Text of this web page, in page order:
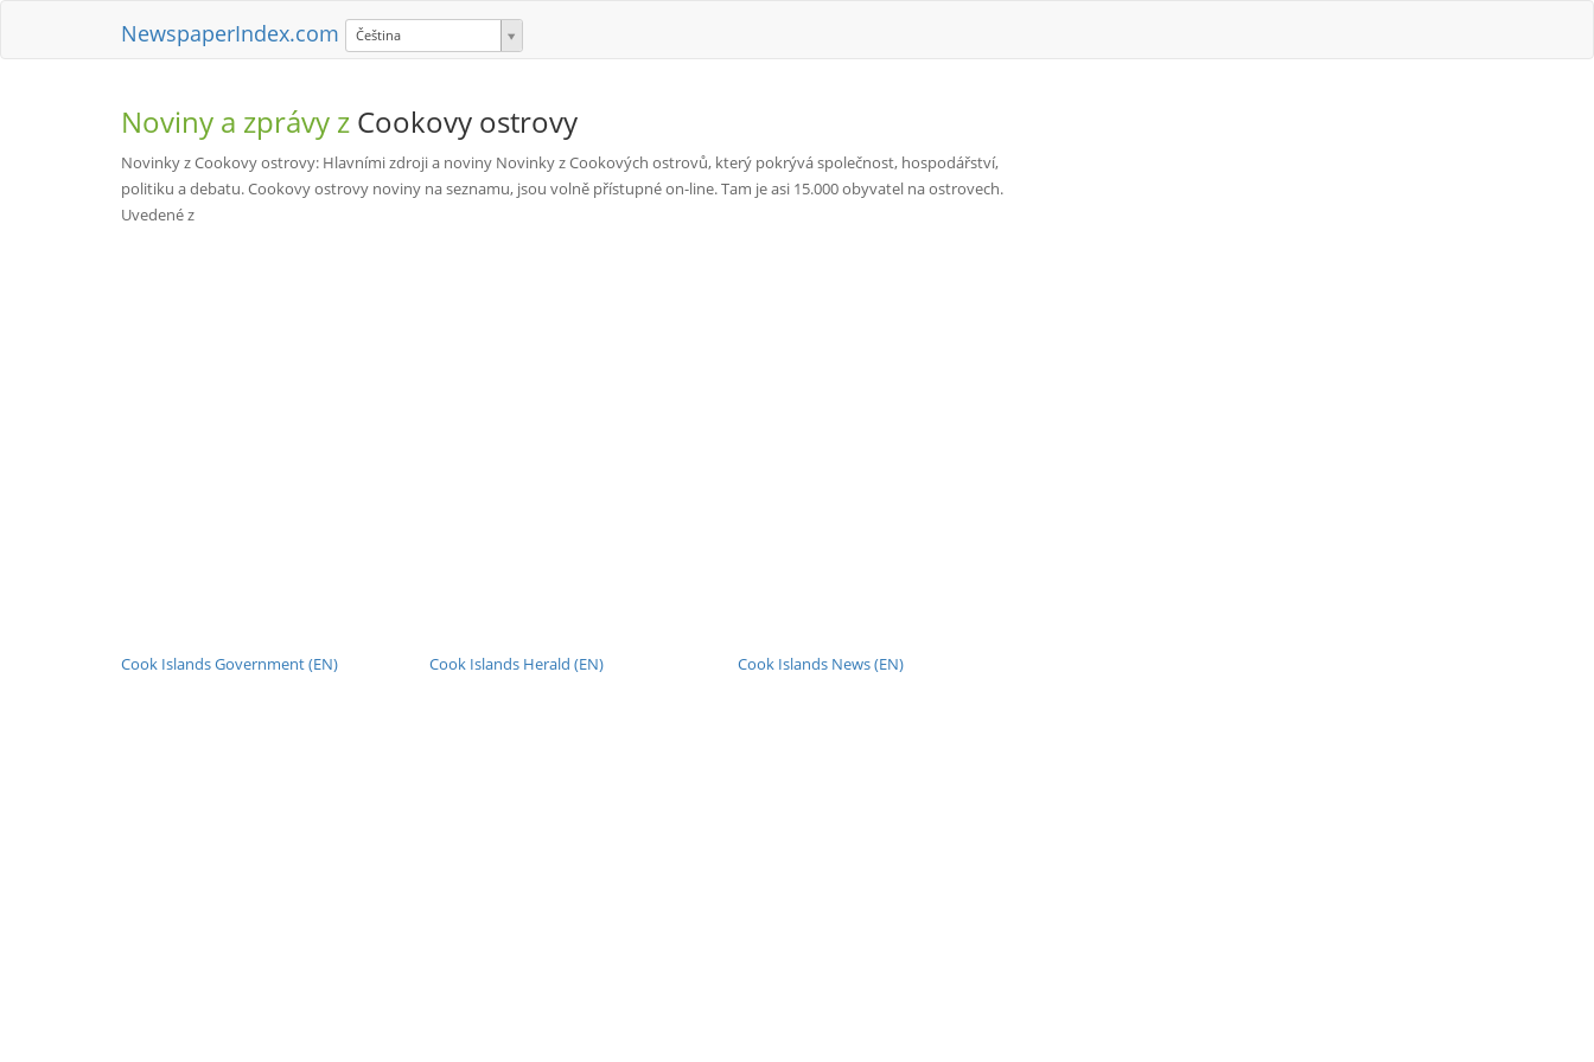
NewspaperIndex.com Čeština
Noviny a zprávy z Cookovy ostrovy
Novinky z Cookovy ostrovy: Hlavními zdroji a noviny Novinky z Cookových ostrovů, který pokrývá společnost, hospodářství,
politiku a debatu. Cookovy ostrovy noviny na seznamu, jsou volně přístupné on-line. Tam je asi 15.000 obyvatel na ostrovech.
Uvedené z
Cook Islands Government (EN) Cook Islands Herald (EN) Cook Islands News (EN)